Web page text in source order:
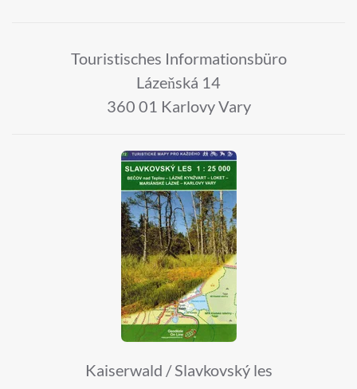
Touristisches Informationsbüro
Lázeňská 14
360 01 Karlovy Vary
Kaiserwald / Slavkovský les